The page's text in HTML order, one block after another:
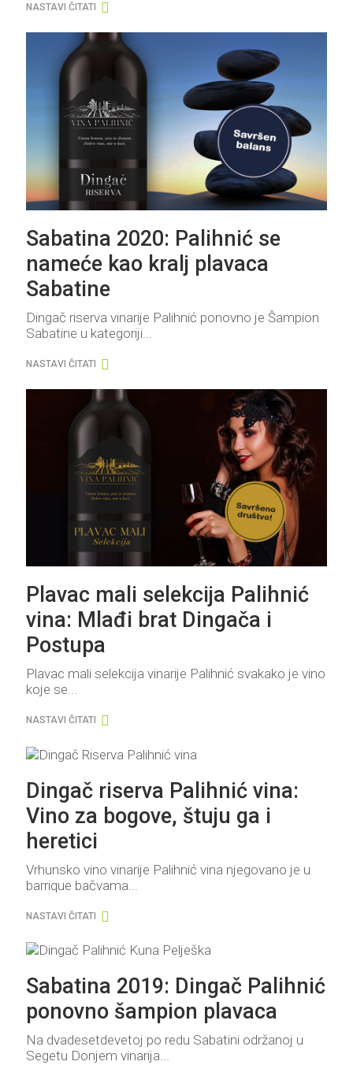
NASTAVI ČITATI
Sabatina 2020: Palihnić se
nameće kao kralj plavaca
Sabatine
Dingač riserva vinarije Palihnić ponovno je Šampion
Sabatine u kategoriji...
NASTAVI ČITATI
Plavac mali selekcija Palihnić
vina: Mlađi brat Dingača i
Postupa
Plavac mali selekcija vinarije Palihnić svakako je vino
koje se...
NASTAVI ČITATI
Dingač riserva Palihnić vina:
Vino za bogove, štuju ga i
heretici
Vrhunsko vino vinarije Palihnić vina njegovano je u
barrique bačvama...
NASTAVI ČITATI
Sabatina 2019: Dingač Palihnić
ponovno šampion plavaca
Na dvadesetdevetoj po redu Sabatini održanoj u
Segetu Donjem vinarija...